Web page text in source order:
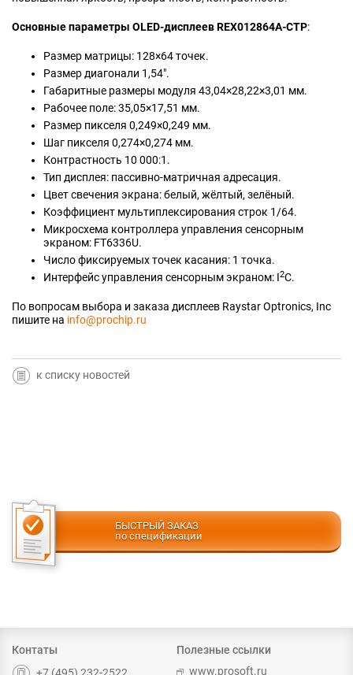
БЫСТРЫЙ ЗАКАЗ
по спецификации
Основные параметры OLED-дисплеевREX012864A-CTP:
Размер матрицы: 128×64 точек.
Размер диагонали 1,54".
Габаритные размеры модуля 43,04×28,22×3,01 мм.
Рабочее поле: 35,05×17,51 мм.
Размер пикселя 0,249×0,249 мм.
Шаг пикселя 0,274×0,274 мм.
Контрастность 10 000:1.
Тип дисплея: пассивно-матричная адресация.
Цвет свечения экрана: белый, жёлтый, зелёный.
Коэффициент мультиплексирования строк 1/64.
Микросхема контроллера управления сенсорным
экраном: FT6336U.
Число фиксируемых точек касания: 1 точка.
Интерфейс управления сенсорным экраном: I2C.
По вопросам выбора и заказа дисплеев Raystar Optronics, Inc
пишите на info@prochip.ru
к списку новостей
Контаты
Полезные ссылки
www.prosoft.ru